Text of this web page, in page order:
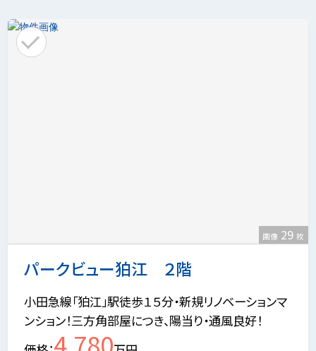
パークビュー狛江 ２階
画像 29 枚
小田急線「狛江」駅徒歩１５分・新規リノベーションマ
ンション！三方角部屋につき、陽当り・通風良好！
4,780